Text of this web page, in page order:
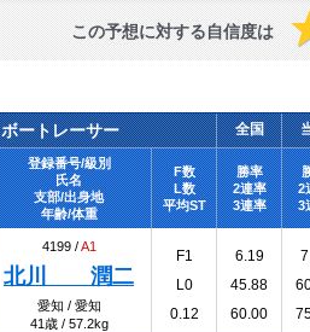
この予想に対する自信度は
ボートレーサー 全国
登録番号/級別
氏名
支部/出身地
年齢/体重
F数
L数
平均ST
勝率
2連率
3連率
2
3
4199 /A1
北川 潤二
愛知 / 愛知
41歳 / 57.2kg
F1
L0
0.12
6.19
45.88
60.00